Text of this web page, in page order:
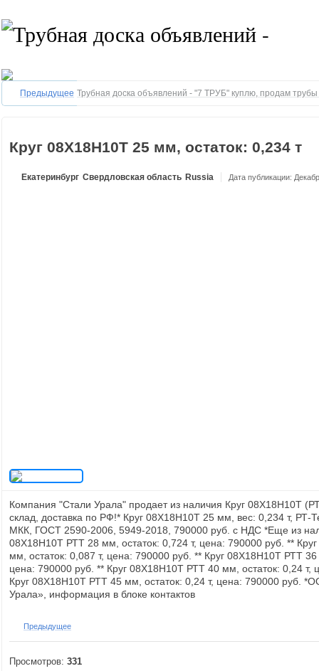
Предыдущее Трубная доска объявлений - "7 ТРУБ" куплю, продам
Круг 08Х18Н10Т 25 мм, остаток: 0,234 т
Екатеринбург Свердловская область Russia Дата публикации:
Компания "Стали Урала" продает из наличия Круг 08Х18Н10Т
склад, доставка по РФ!* Круг 08Х18Н10Т 25 мм, вес: 0,234 т, РТ-
МКК, ГОСТ 2590-2006, 5949-2018, 790000 руб. с НДС *Еще из
08Х18Н10Т РТТ 28 мм, остаток: 0,724 т, цена: 790000 руб. **
мм, остаток: 0,087 т, цена: 790000 руб. ** Круг 08Х18Н10Т РТТ 36
цена: 790000 руб. ** Круг 08Х18Н10Т РТТ 40 мм, остаток: 0,24 т,
Круг 08Х18Н10Т РТТ 45 мм, остаток: 0,24 т, цена: 790000 руб.
Урала», информация в блоке контактов
Предыдущее
Просмотров: 331